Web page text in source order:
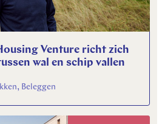
Venture richt zich
wal en schip vallen
Beleggen